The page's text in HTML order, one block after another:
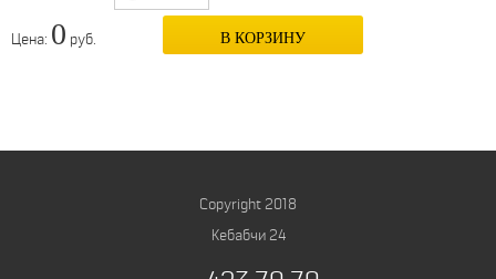
Цена: 0 руб. В КОРЗИНУ
Copyright 2018
Кебабчи 24